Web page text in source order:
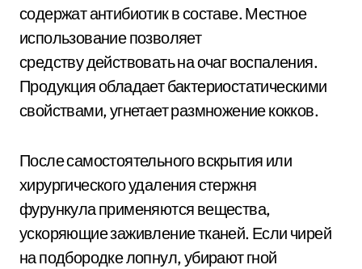
содержат антибиотик в составе. Местное
использование позволяет
средству действовать на очаг воспаления.
Продукция обладает бактериостатическими
свойствами, угнетает размножение кокков.
После самостоятельного вскрытия или
хирургического удаления стержня
фурункула применяются вещества,
ускоряющие заживление тканей. Если чирей
на подбородке лопнул, убирают гной